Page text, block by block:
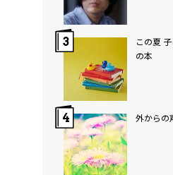
この夏
の本
外から